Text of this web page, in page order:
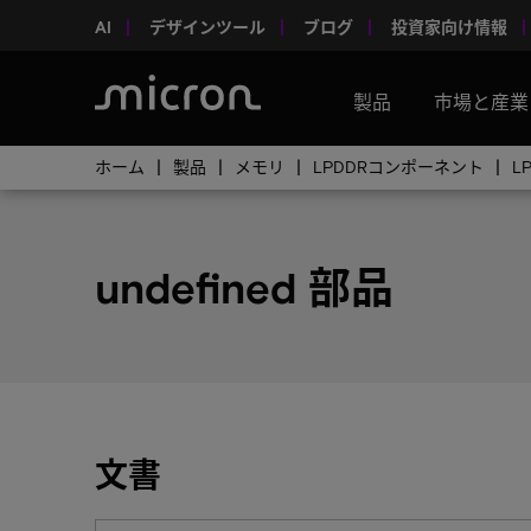
AI デザインツール ブログ 投資家向け情報
製品 市場と産業
ホーム 製品 メモリ LPDDRコンポーネント
undefined 部品
文書